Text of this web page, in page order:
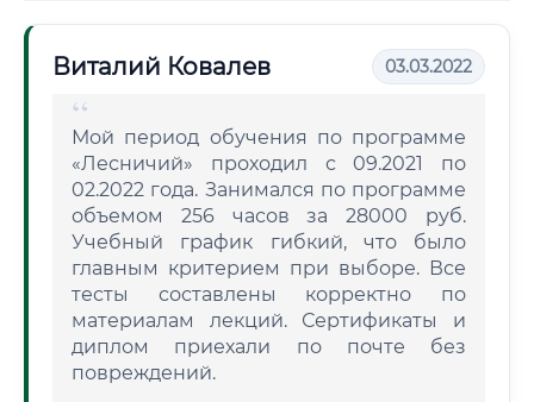
Виталий Ковалев 03.03.2022
Мой период обучения по программе
«Лесничий» проходил с 09.2021 по
02.2022 года. Занимался по программе
объемом 256 часов за 28000 руб.
Учебный график гибкий, что было
главным критерием при выборе. Все
тесты составлены корректно по
материалам лекций. Сертификаты и
диплом приехали по почте без
повреждений.